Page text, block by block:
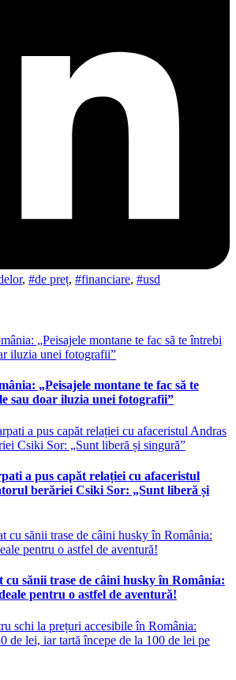
, #de preț, #financiare, #usd
„Peisajele montane te fac să te
sau doar iluzia unei fotografii”
a pus capăt relației cu afaceristul
berăriei Csiki Sor: „Sunt liberă și
cu sănii trase de câini husky în România:
pentru o astfel de aventură!